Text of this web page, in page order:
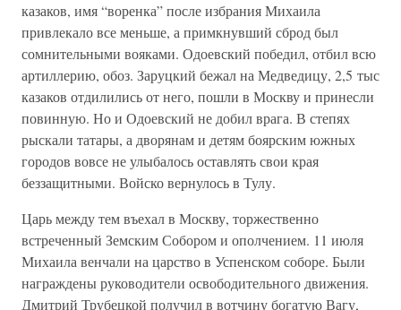
казаков, имя “воренка” после избрания Михаила
привлекало все меньше, а примкнувший сброд был
сомнительными вояками. Одоевский победил, отбил всю
артиллерию, обоз. Заруцкий бежал на Медведицу, 2,5 тыс
казаков отдилились от него, пошли в Москву и принесли
повинную. Но и Одоевский не добил врага. В степях
рыскали татары, а дворянам и детям боярским южных
городов вовсе не улыбалось оставлять свои края
беззащитными. Войско вернулось в Тулу.
Царь между тем въехал в Москву, торжественно
встреченный Земским Собором и ополчением. 11 июля
Михаила венчали на царство в Успенском соборе. Были
награждены руководители освободительного движения.
Дмитрий Трубецкой получил в вотчину богатую Вагу,